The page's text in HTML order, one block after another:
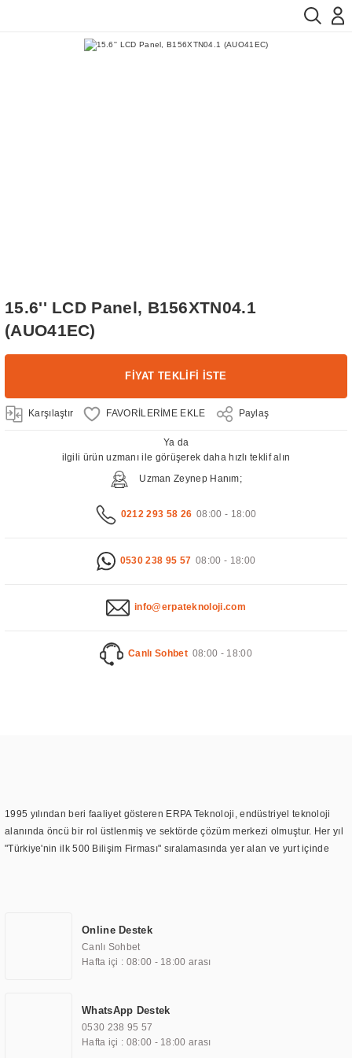
15.6'' LCD Panel, B156XTN04.1
(AUO41EC)
FİYAT TEKLİFİ İSTE
Karşılaştır Paylaş
Ya da
ilgili ürün uzmanı ile görüşerek daha hızlı teklif alın
Uzman Zeynep Hanım;
0212 293 58 26 08:00 - 18:00
0530 238 95 57 08:00 - 18:00
info@erpateknoloji.com
Canlı Sohbet 08:00 - 18:00
1995 yılından beri faaliyet gösteren ERPA Teknoloji, endüstriyel teknoloji
alanında öncü bir rol üstlenmiş ve sektörde çözüm merkezi olmuştur. Her yıl
"Türkiye'nin ilk 500 Bilişim Firması" sıralamasında yer alan ve yurt içinde
TOCHI markası altında kendi ürettiği ürünlerde kullanmıştır. Günümüzde
TOCHI; videowall, digital signage, kiosk, totem, akıllı durak ekranı, araç içi
ekran, asansör ekranı, digital menüboard, marin ekran, medikal ekran,
ekranları, endüstriyel ekranlar, kapı önü bilgi ekranları, panel PC,
endüstriyel Panel PC, mini PC, endüstriyel mini PC ve akıllı bina sistemleri
gibi çözümleri 4.5" ile 110” boyutları arasında üretebilirken, ayrıca standart
Online Destek
Canlı Sohbet
Hafta içi : 08:00 - 18:00 arası
WhatsApp Destek
0530 238 95 57
Hafta içi : 08:00 - 18:00 arası